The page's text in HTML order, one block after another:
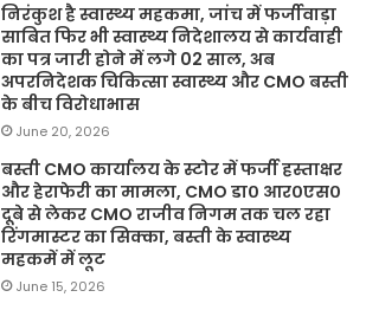
निरंकुश है स्वास्थ्य महकमा, जांच में फर्जीवाड़ा
साबित फिर भी स्वास्थ्य निदेशालय से कार्यवाही
का पत्र जारी होने में लगे 02 साल, अब
अपरनिदेशक चिकित्सा स्वास्थ्य और CMO बस्ती
के बीच विरोधाभास
June 20, 2026
बस्ती CMO कार्यालय के स्टोर में फर्जी हस्ताक्षर
और हेराफेरी का मामला, CMO डा० आर०एस०
दूबे से लेकर CMO राजीव निगम तक चल रहा
रिंगमास्टर का सिक्का, बस्ती के स्वास्थ्य
महकमें में लूट
June 15, 2026